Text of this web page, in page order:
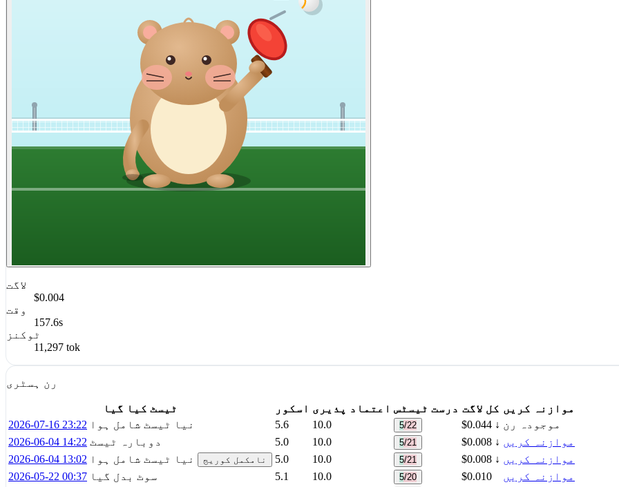
لاگت
$0.004
وقت
157.6s
ٹوکنز
11,297 tok
رن ہسٹری
ٹیسٹ کیا گیا اسکور اعتماد پذیری درست ٹیسٹس کل لاگت موازنہ کریں
2026-07-16 23:22 نیا ٹیسٹ شامل ہوا 5.6 10.0 5/22 $0.044 ↓ موجودہ رن
2026-06-04 14:22 دوبارہ ٹیسٹ 5.0 10.0 5/21 $0.008 ↓ موازنہ کریں
2026-06-04 13:02 نیا ٹیسٹ شامل ہوا نامکمل کوریج 5.0 10.0 5/21 $0.008 ↓ موازنہ کریں
2026-05-22 00:37 سوٹ بدل گیا 5.1 10.0 5/20 $0.010
موازنہ کریں